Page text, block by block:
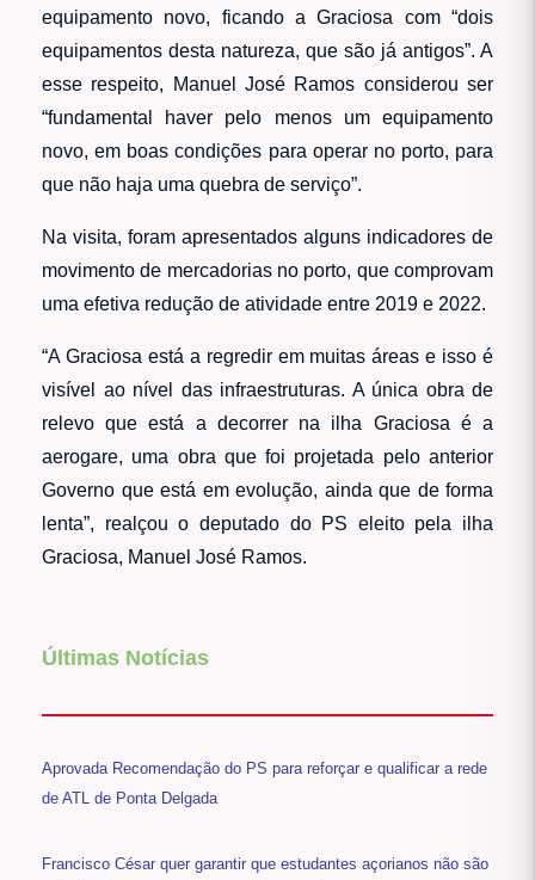
equipamento novo, ficando a Graciosa com “dois
equipamentos desta natureza, que são já antigos”. A
esse respeito, Manuel José Ramos considerou ser
“fundamental haver pelo menos um equipamento
novo, em boas condições para operar no porto, para
que não haja uma quebra de serviço”.
Na visita, foram apresentados alguns indicadores de
movimento de mercadorias no porto, que comprovam
uma efetiva redução de atividade entre 2019 e 2022.
“A Graciosa está a regredir em muitas áreas e isso é
visível ao nível das infraestruturas. A única obra de
relevo que está a decorrer na ilha Graciosa é a
aerogare, uma obra que foi projetada pelo anterior
Governo que está em evolução, ainda que de forma
lenta”, realçou o deputado do PS eleito pela ilha
Graciosa, Manuel José Ramos.
Últimas Notícias
Aprovada Recomendação do PS para reforçar e qualificar a rede
de ATL de Ponta Delgada
Francisco César quer garantir que estudantes açorianos não são